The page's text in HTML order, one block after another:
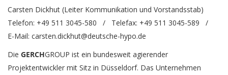
Carsten Dickhut (Leiter Kommunikation und Vorstandsstab)
Telefon: +49 511 3045-580 / Telefax: +49 511 3045-589 /
E-Mail: carsten.dickhut@deutsche-hypo.de
Die GERCHGROUP ist ein bundesweit agierender
Projektentwickler mit Sitz in Düsseldorf. Das Unternehmen